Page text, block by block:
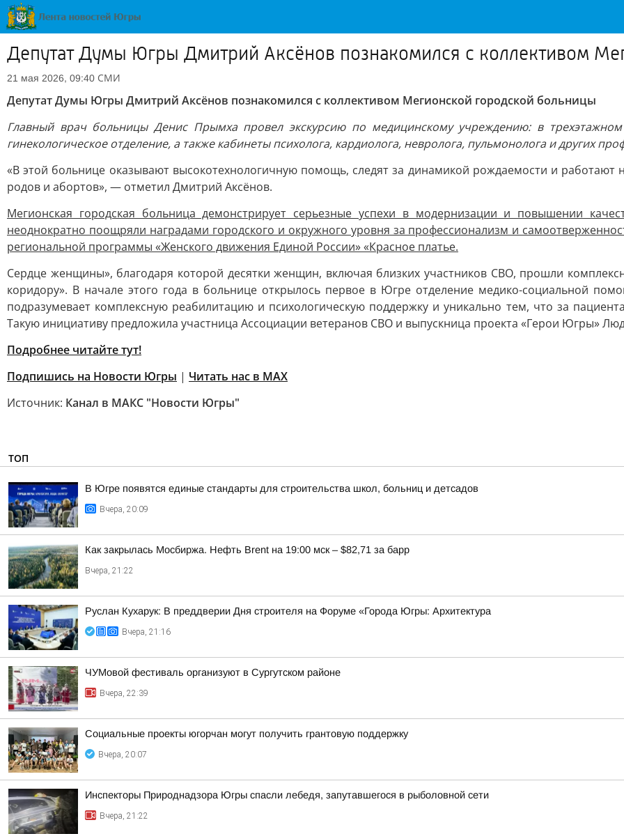
Депутат Думы Югры Дмитрий Аксёнов познакомился с коллективом
21 мая 2026, 09:40 СМИ
Депутат Думы Югры Дмитрий Аксёнов познакомился с коллективом Мегионской городской больницы
Главный врач больницы Денис Прымха провел экскурсию по медицинскому учреждению: в трехэтажном
гинекологическое отделение, а также кабинеты психолога, кардиолога, невролога, пульмонолога и других
«В этой больнице оказывают высокотехнологичную помощь, следят за динамикой рождаемости и
родов и абортов», — отметил Дмитрий Аксёнов.
Мегионская городская больница демонстрирует серьезные успехи в модернизации и повышении
неоднократно поощряли наградами городского и окружного уровня за профессионализм и
региональной программы «Женского движения Единой России» «Красное платье.
Сердце женщины», благодаря которой десятки женщин, включая близких участников СВО, прошли
коридору». В начале этого года в больнице открылось первое в Югре отделение медико-социальной
подразумевает комплексную реабилитацию и психологическую поддержку и уникально тем, что за
Такую инициативу предложила участница Ассоциации ветеранов СВО и выпускница проекта «Герои Югры»
Подробнее читайте тут!
Подпишись на Новости Югры | Читать нас в MAХ
Источник: Канал в МАКС "Новости Югры"
ТОП
В Югре появятся единые стандарты для строительства школ, больниц и детсадов
Вчера, 20:09
Как закрылась Мосбиржа. Нефть Brent на 19:00 мск – $82,71 за барр
Вчера, 21:22
Руслан Кухарук: В преддверии Дня строителя на Форуме «Города Югры: Архитектура
Вчера, 21:16
ЧУМовой фестиваль организуют в Сургутском районе
Вчера, 22:39
Социальные проекты югорчан могут получить грантовую поддержку
Вчера, 20:07
Инспекторы Природнадзора Югры спасли лебедя, запутавшегося в рыболовной сети
Вчера, 21:22